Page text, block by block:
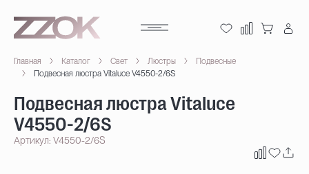
Главная Каталог Свет Люстры
Подвесные
Подвесная люстра Vitaluce V4550-2/6S
Подвесная люстра Vitaluce
V4550-2/6S
Артикул: V4550-2/6S